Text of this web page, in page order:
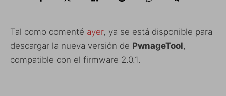
Tal como comenté ayer, ya se está disponible para
descargar la nueva versión de PwnageTool,
compatible con el firmware 2.0.1.